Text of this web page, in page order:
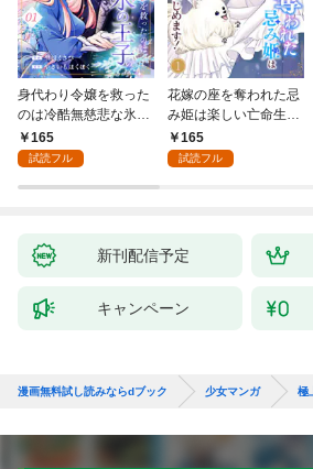
身代わり令嬢を救った
のは冷酷無慈悲な氷の
王子の愛でした１
165
試読フル
花嫁の座を奪われた忌
み姫は楽しい亡命生活
はじめます！１
165
試読フル
新刊配信予定
キャンペーン
漫画無料試し読みならdブック 少女マンガ 極